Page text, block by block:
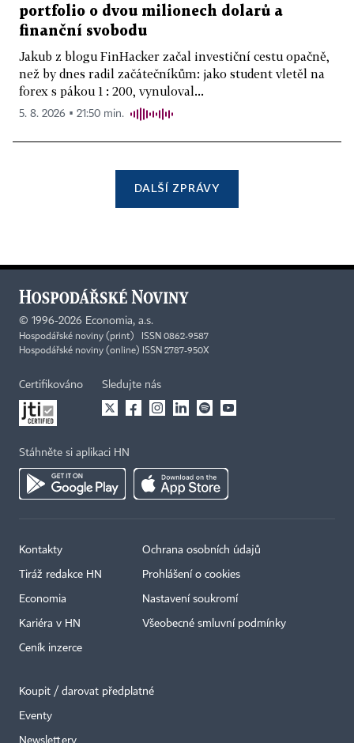
portfolio o dvou milionech dolarů a
finanční svobodu
Jakub z blogu FinHacker začal investiční cestu opačně,
než by dnes radil začátečníkům: jako student vletěl na
forex s pákou 1 : 200, vynuloval...
5. 8. 2026 ▪ 21:50 min.
DALŠÍ ZPRÁVY
© 1996-2026 Economia, a.s.
Hospodářské noviny (print) ISSN 0862-9587
Hospodářské noviny (online) ISSN 2787-950X
Certifikováno Sledujte nás
Stáhněte si aplikaci HN
Kontakty
Tiráž redakce HN
Economia
Kariéra v HN
Ceník inzerce
Ochrana osobních údajů
Prohlášení o cookies
Nastavení soukromí
Všeobecné smluvní podmínky
Koupit / darovat předplatné
Eventy
Newslettery